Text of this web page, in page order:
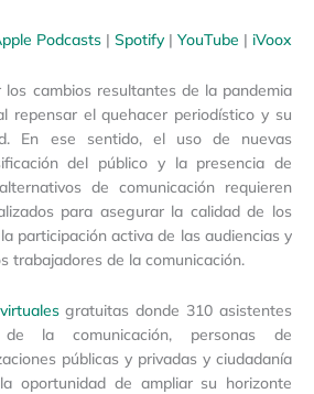
Podcasts | Spotify| YouTube | iVoox
cambios resultantes de la pandemia
repensar el quehacer periodístico y su
En ese sentido, el uso de nuevas
del público y la presencia de
de comunicación requieren
para asegurar la calidad de los
participación activa de las audiencias y
trabajadores de la comunicación.
gratuitas donde 310 asistentes
la comunicación, personas de
públicas y privadas y ciudadanía
oportunidad de ampliar su horizonte